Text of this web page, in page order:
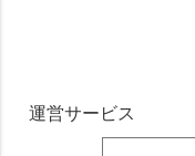
運営サービス